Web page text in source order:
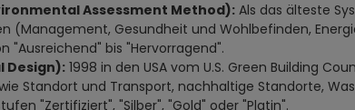
Assessment Method): Als das älteste
(Management, Gesundheit und Wohlbefinden,
bis "Hervorragend".
Design):1998 in den USA vom U.S. Green Building
Standort und Transport, nachhaltige Standorte,
"Zertifiziert", "Silber", "Gold" oder "Platin".